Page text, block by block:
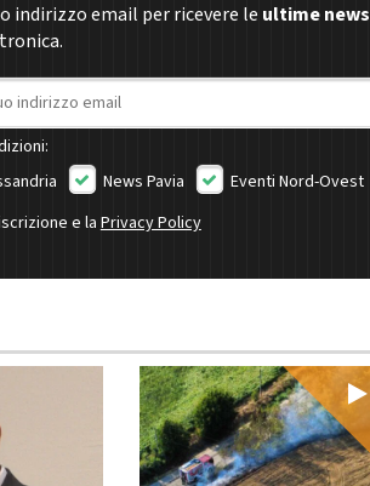
indirizzo email per ricevere le ultime news
News Pavia
Eventi Nord-Ovest
e laPrivacy Policy